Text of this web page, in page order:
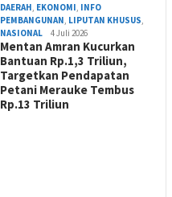
DAERAH EKONOMI INFO
PEMBANGUNAN LIPUTAN KHUSUS
NASIONAL
4 Juli 2026
Mentan Amran Kucurkan
Bantuan Rp.1,3 Triliun,
Targetkan Pendapatan
Petani Merauke Tembus
Rp.13 Triliun